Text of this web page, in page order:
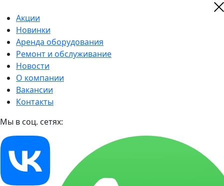
Акции
Новинки
Аренда оборудования
Ремонт и обслуживание
Новости
О компании
Вакансии
Контакты
Мы в соц. сетях: